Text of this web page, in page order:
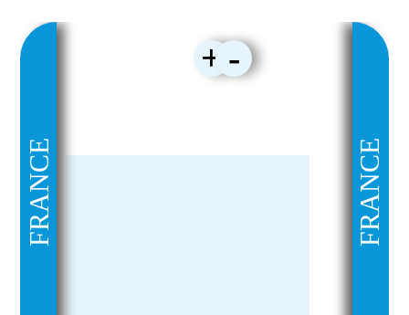
+-
FRANCE FRANCE